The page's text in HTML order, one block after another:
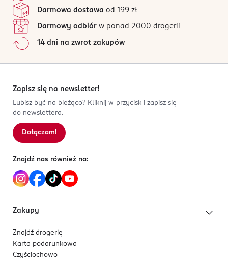
77007, CI 77491, CI 77492, CI 77499, CI 77891.
SHINY: ISONONYL ISONONANOATE, TALC, SILICA,
DIMETHICONE, CALCIUM ALUMINUM BOROSILICATE,
MICA, MAGNESIUM STEARATE, SYNTHETIC
TRIMETHYLSILOXYSILICATE, DIMETHICONE/VINYL
PHENOXYETHANOL, TIN OXIDE, CI 77491, CI 77891.
OSOBA/PODMIOT ODPOWIEDZIALNY
cosnova GmbH
Am Limespark 2
65843
496196761560
4 059729 539960
Jak działają opinie?
Darmowa dostawa od 199 zł
Darmowy odbiór w ponad 2000 drogerii
14 dni na zwrot zakupów
Zapisz się na newsletter!
Lubisz być na bieżąco? Kliknij w przycisk i zapisz się
do newslettera.
Dołączam!
Znajdź nas również na:
Zakupy
Znajdź drogerię
Karta podarunkowa
Czyściochowo